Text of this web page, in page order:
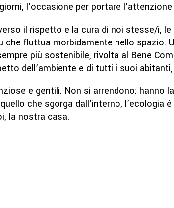
l’occasione per portare
il rispetto e la cura di noi stesse/i,
fluttua morbidamente nello spazio.
più sostenibile, rivolta al Bene
dell’ambiente e di tutti i suoi abitanti,
e gentili. Non si arrendono: hanno
che sgorga dall’interno, l’ecologia
la nostra casa.